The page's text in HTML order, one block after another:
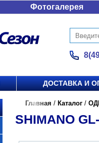
Фотогалерея
ДОСТАВКА И
Главная / Каталог /
SHIMANO